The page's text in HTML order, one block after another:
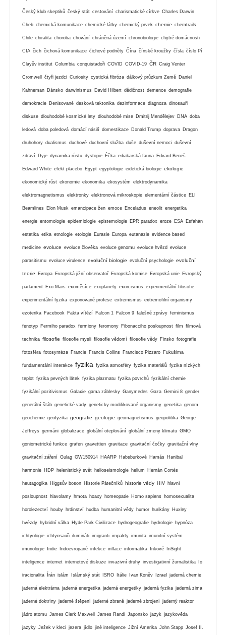
Český klub skeptiků český stát cestování charismatické církve Charles Darwin
Cheb chemická komunikace chemické látky chemický prvek chemie chemtrails
Chile chiralita choroba chování chráněná území chronobiologie chytré domácnosti
CIA čich čichová komunikace čichové podněty Čína čínské kroužky čísla číslo Pí
Clayův institut Columbia conquistadoři COVID COVID-19 ČR Craig Venter
Cromwell čtyři jezdci Curiosity cystická fibróza dálkový průzkum Země Daniel
Kahneman Dánsko darwinismus David Hilbert dědičnost demence demografie
demokracie Denisované desková tektonika dezinformace diagnoza dinosauři
diskuse dlouhodobé kosmické lety dlouhodobé mise Dmitrij Mendělejev DNA doba
ledová doba poledová domácí násilí domestikace Donald Trump doprava Dragon
druhohory dualismus duchové duchovní služba duše duševní nemoci duševní
zdraví Dyje dynamika růstu dystopie Éčka ediakarská fauna Edvard Beneš
Edward White efekt placebo Egypt egyptologie eidetická biologie ekologie
ekonomický růst ekonomie ekonomika ekosystém elektrodynamika
elektromagnetismus elektronky elektronová mikroskopie elementární částice ELI
Beamlines Elon Musk emancipace žen emoce Enceladus eneolit energetika
energie entomologie epidemiologie epistemologie EPR paradox eroze ESA Esfahán
estetika etika etnologie etologie Eurasie Europa eutanazie evidence based
medicine evoluce evoluce člověka evoluce genomu evoluce hvězd evoluce
parasitismu evoluce virulence evoluční biologie evoluční psychologie evoluční
teorie Evropa Evropská jižní observatoř Evropská komise Evropská unie Evropský
parlament Exo Mars exoměsíce exoplanety exorcismus experimentální filosofie
experimentální fyzika exponované profese extremismus extremofilní organismy
ezoterika Facebook Fakta vítězí Falcon 1 Falcon 9 falešné zprávy feminismus
fenotyp Fermiho paradox fermiony feromony Fibonacciho posloupnost film filmová
technika filosofie filosofie mysli filosofie vědomí filosofie vědy Finsko fotografie
fotosféra fotosyntéza Francie Francis Collins Francisco Pizzaro Fukušima
fundamentální interakce fyzika fyzika atmosféry fyzika materiálů fyzika nízkých
teplot fyzika pevných látek fyzika plazmatu fyzika povrchů fyzikální chemie
fyzikální pozitivismus Galaxie gama záblesky Ganymedes Gaza Gemini 8 gender
generální štáb genetické vady geneticky modifikované organismy genetika genom
geochemie geofyzika geografie geologie geomagnetismus geopolitika George
Jeffreys germáni globalizace globální oteplování globální zmeny klimatu GMO
goniometrické funkce grafen gravettien gravitace gravitační čočky gravitační vlny
gravitační záření Gulag GW150914 HAARP Habsburkové Hamás Hanibal
harmonie HDP helenistický svět helioseismologie helium Hernán Cortés
heutagogika Higgsův boson Historie Pátečníků historie vědy HIV hlavní
posloupnost hlavolamy hmota hoaxy homeopatie Homo sapiens homosexualita
horolezectví houby hrdinství hudba humanitní vědy humor hurikány Huxley
hvězdy hybridní válka Hyde Park Civilizace hydrogeografie hydrologie hypnóza
ichtyologie ichtyosauři ilumináti imigranti impakty imunita imunitní systém
imunologie Indie Indoevropané infekce inflace informatika Inkové InSight
inteligence internet internetové diskuze invazivní druhy investigativní žurnalistika Io
iracionalita Írán islám Islámský stát ISRO Itálie Ivan Koněv Izrael jaderná chemie
jaderná elektrárna jaderná energetika jaderná energetiky jaderná fyzika jaderná zima
jaderné doktríny jaderné štěpení jaderné zbraně jaderné zbrojení jaderný reaktor
jádro atomu James Clerk Maxwell James Randi Japonsko jazyk jazykověda
jazyky Ježek v kleci jezera jídlo jiné inteligence Jižní Amerika John Stapp Josef II.